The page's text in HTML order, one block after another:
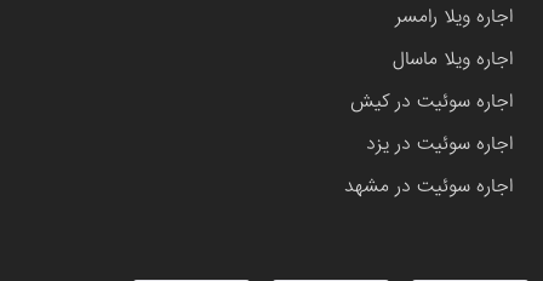
اجاره ویلا رامسر
اجاره ویلا ماسال
اجاره سوئیت در کیش
اجاره سوئیت در یزد
اجاره سوئیت در مشهد